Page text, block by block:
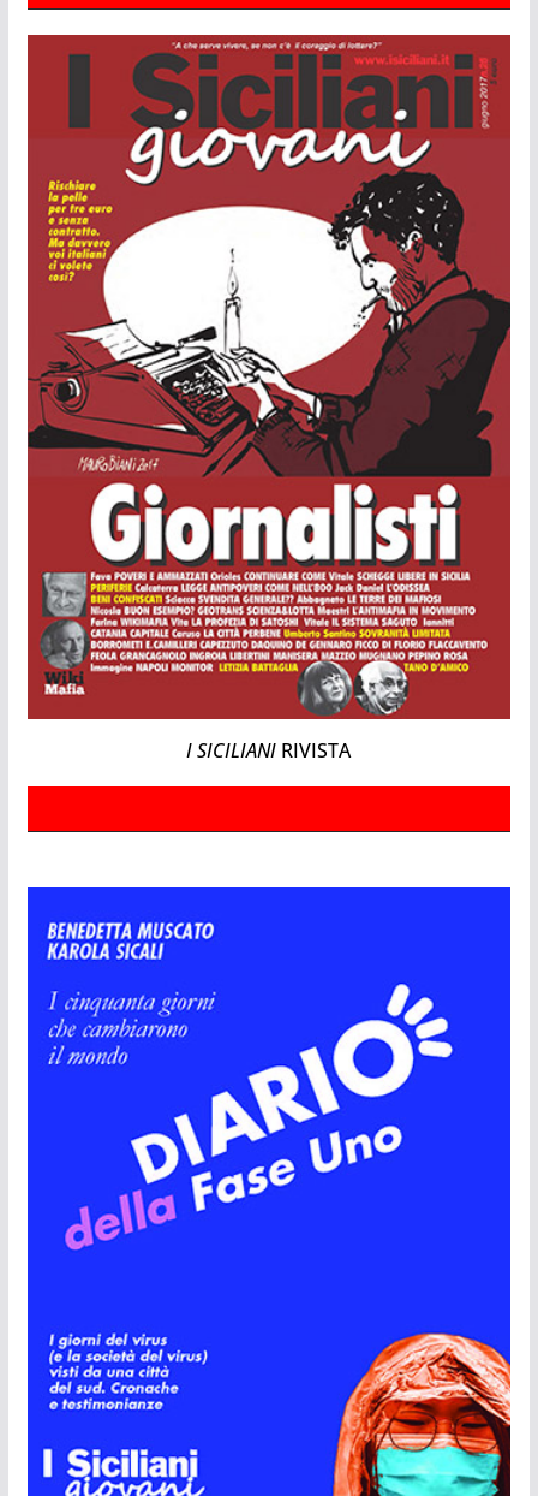
I SICILIANI RIVISTA